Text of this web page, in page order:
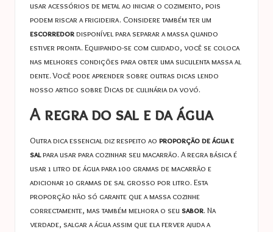
usar acessórios de metal ao iniciar o cozimento, pois
podem riscar a frigideira. Considere também ter um
escorredordisponível para separar a massa quando
estiver pronta. Equipando-se com cuidado, você se coloca
nas melhores condições para obter uma suculenta massa al
dente. Você pode aprender sobre outras dicas lendo
nosso artigo sobreDicas de culinária da vovó.
A regra do sal e da água
Outra dica essencial diz respeito ao proporção de água e
salpara usar para cozinhar seu macarrão. A regra básica é
usar 1 litro de água para 100 gramas de macarrão e
adicionar 10 gramas de sal grosso por litro. Esta
proporção não só garante que a massa cozinhe
correctamente, mas também melhora o seu sabor. Na
verdade, salgar a água assim que ela ferver ajuda a